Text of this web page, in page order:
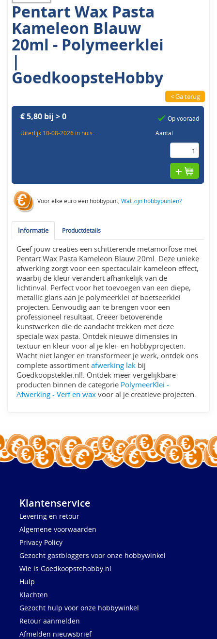
Pentart Wax Pasta
Kameleon Blauw
20ml - Polymeerklei
|
GoedkoopsteHobby
< Ga terug
€ 5,80 bij > 0
Uiterlijk 10-08-2026 in huis.
Op vooraad
Aantal
Voor elke euro een hobbypunt,Wat zijn hobbypunten?
Informatie Productdetails
Geef jouw creaties een schitterende metamorfose met
Pentart Wax Pasta Kameleon Blauw 20ml. Deze unieke
afwerking zorgt voor een spectaculair kameleon effect,
waarbij de kleur verandert afhankelijk van de
lichtinval. Perfect voor het toevoegen van een diepe,
metallic glans aan je polymeerklei of boetseerklei
projecten. Eenvoudig aan te brengen voor een
professioneel resultaat. Creëer betoverende
kunstwerken die de aandacht trekken met deze
speciale wax pasta. Ontdek nieuwe dimensies in
textuur en kleur voor al je klei- en hobbyprojecten.
Wacht niet langer en transformeer je werk, ontdek ons
complete assortimentafwerking lak bij
Goedkoopsteklei.nl!. Ontdek meer vergelijkbare
producten binnen de categorie PolymeerKlei -
Afwerking - Verf en wax voor al je creatieve projecten.
Klantenservice
Levering en retour
Algemene voorwaarden
Privacy Policy
Gezocht gastbloggers voor onze hobbywinkel
Wie is Goedkoopstehobby.nl
Hulp
Klachten
Gezocht hulp voor onze hobbywinkel
Retour aanmelden
Afmelden nieuwsbrief